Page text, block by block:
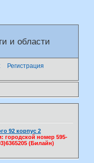
и области
Регистрация
92 корпус 2
городской номер 595-
(Билайн)